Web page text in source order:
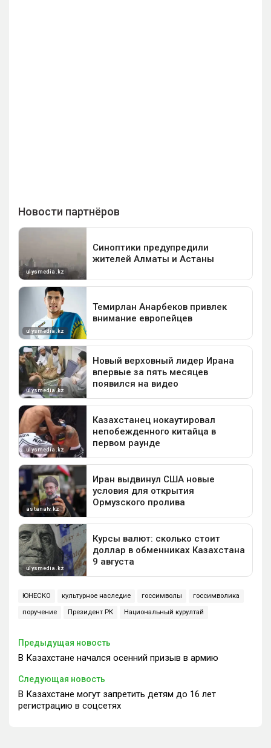
ЮНЕСКО культурное наследие госсимволы госсимволика
поручение Президент РК Национальный курултай
Предыдущая новость
В Казахстане начался осенний призыв в армию
Следующая новость
В Казахстане могут запретить детям до 16 лет
регистрацию в соцсетях